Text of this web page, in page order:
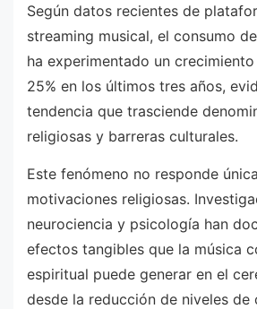
Según datos recientes de
streaming musical, el consumo
ha experimentado un
25% en los últimos tres años,
tendencia que trasciende
religiosas y barreras culturales.
Este fenómeno no responde
motivaciones religiosas.
neurociencia y psicología han
efectos tangibles que la música
espiritual puede generar en el
desde la reducción de niveles de